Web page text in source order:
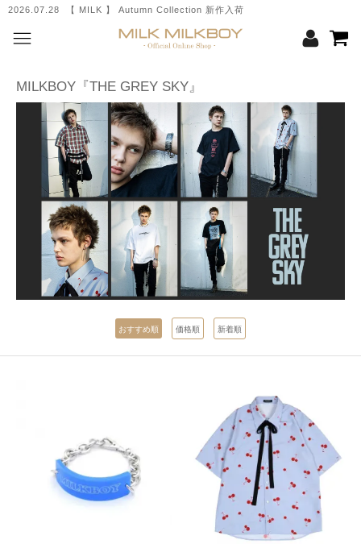
2026.07.28 【 MILK 】 Autumn Collection 新作入荷
MILKBOY『THE GREY SKY』
おすすめ順 価格順 新着順